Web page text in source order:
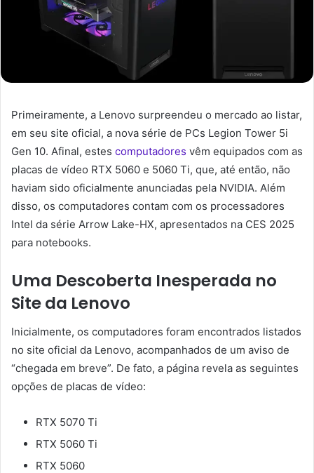
Primeiramente, a Lenovo surpreendeu o mercado ao listar,
em seu site oficial, a nova série de PCs Legion Tower 5i
Gen 10. Afinal, estes computadores vêm equipados com as
placas de vídeo RTX 5060 e 5060 Ti, que, até então, não
haviam sido oficialmente anunciadas pela NVIDIA. Além
disso, os computadores contam com os processadores
Intel da série Arrow Lake-HX, apresentados na CES 2025
para notebooks.
Uma Descoberta Inesperada no
Site da Lenovo
Inicialmente, os computadores foram encontrados listados
no site oficial da Lenovo, acompanhados de um aviso de
“chegada em breve”. De fato, a página revela as seguintes
opções de placas de vídeo:
RTX 5070 Ti
RTX 5060 Ti
RTX 5060